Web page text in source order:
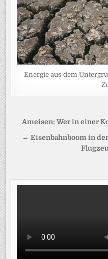
Energie aus dem
Ameisen: Wer in einer
← Eisenbahnboom in